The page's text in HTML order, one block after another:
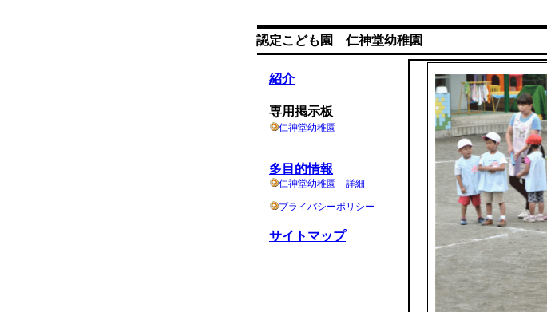
認定こども園 仁神堂幼稚園
紹介
専用掲示板
仁神堂幼稚園
多目的情報
仁神堂幼稚園 詳細
プライバシーポリシー
サイトマップ